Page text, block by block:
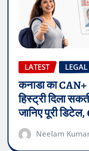
LATEST LEGAL
कनाडा का
हिस्ट्री दिला
जानिए पूरी
Neelam